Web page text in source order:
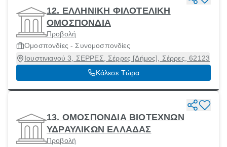
12. ΕΛΛΗΝΙΚΗ ΦΙΛΟΤΕΛΙΚΗ
ΟΜΟΣΠΟΝΔΙΑ
Προβολή
Ομοσπονδίες - Συνομοσπονδίες
Ιουστινιανού 3, ΣΕΡΡΕΣ, Σέρρες [Δήμος], Σέρρες, 62123
Κάλεσε Τώρα
13. ΟΜΟΣΠΟΝΔΙΑ ΒΙΟΤΕΧΝΩΝ
ΥΔΡΑΥΛΙΚΩΝ ΕΛΛΑΔΑΣ
Προβολή